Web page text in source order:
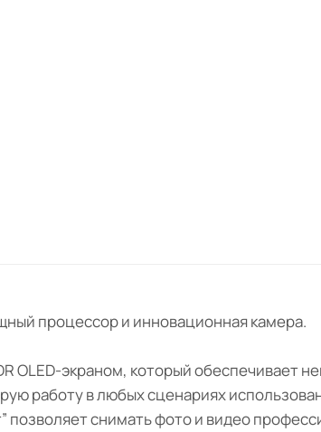
процессор и инновационная камера.
экраном, который обеспечивает
работу в любых сценариях
снимать фото и видео